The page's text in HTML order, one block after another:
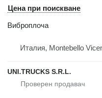
Цена при поискване
Виброплоча
Италия, Montebello
UNI.TRUCKS S.R.L.